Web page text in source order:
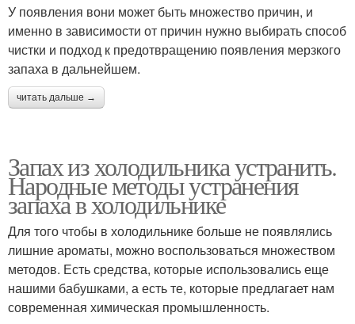
У появления вони может быть множество причин, и
именно в зависимости от причин нужно выбирать способ
чистки и подход к предотвращению появления мерзкого
запаха в дальнейшем.
читать дальше →
Запах из холодильника устранить.
Народные методы устранения
запаха в холодильнике
Для того чтобы в холодильнике больше не появлялись
лишние ароматы, можно воспользоваться множеством
методов. Есть средства, которые использовались еще
нашими бабушками, а есть те, которые предлагает нам
современная химическая промышленность.